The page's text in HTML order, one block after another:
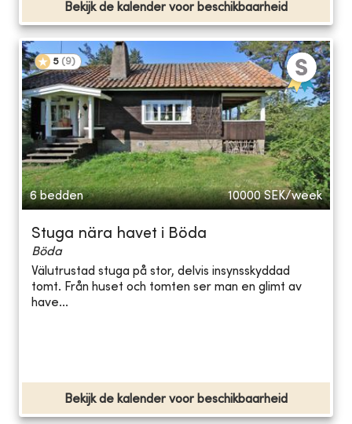
Bekijk de kalender voor beschikbaarheid
5 (9)
6 bedden 10000 SEK/week
Stuga nära havet i Böda
Böda
Välutrustad stuga på stor, delvis insynsskyddad
tomt. Från huset och tomten ser man en glimt av
have...
Bekijk de kalender voor beschikbaarheid